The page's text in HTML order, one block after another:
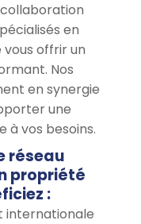
en
offrir un
Nos
en synergie
une
vos besoins.
réseau
propriété
:
internationale